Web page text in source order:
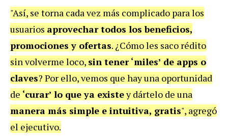
"Así, se torna cada vez más complicado para los
usuarios aprovechar todos los beneficios,
promociones y ofertas. ¿Cómo les saco rédito
sin volverme loco, sin tener ‘miles’ de apps o
claves? Por ello, vemos que hay una oportunidad
de ‘curar’ lo que ya existey dártelo de una
manera más simple e intuitiva, gratis", agregó
el ejecutivo.